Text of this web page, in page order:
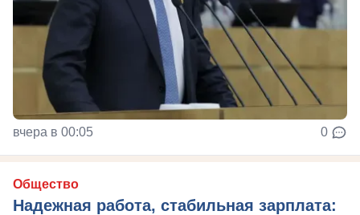
вчера в 00:05 0
Общество
Надежная работа, стабильная зарплата: